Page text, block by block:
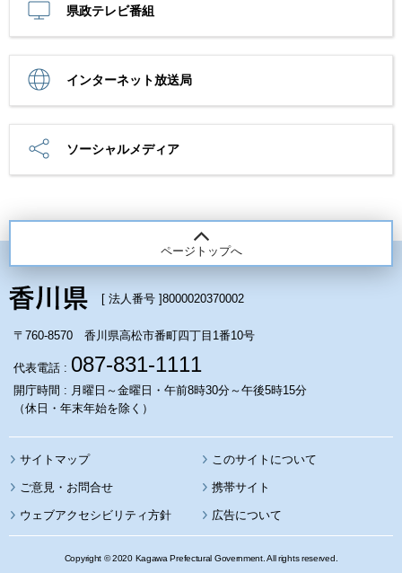
県政テレビ番組
インターネット放送局
ソーシャルメディア
ページトップへ
[ 法人番号 ]8000020370002
〒760-8570 香川県高松市番町四丁目1番10号
代表電話 : 087-831-1111
開庁時間 : 月曜日～金曜日・午前8時30分～午後5時15分
（休日・年末年始を除く）
サイトマップ このサイトについて
携帯サイト
ウェブアクセシビリティ方針 広告について
Copyright © 2020 Kagawa Prefectural Government. All rights reserved.